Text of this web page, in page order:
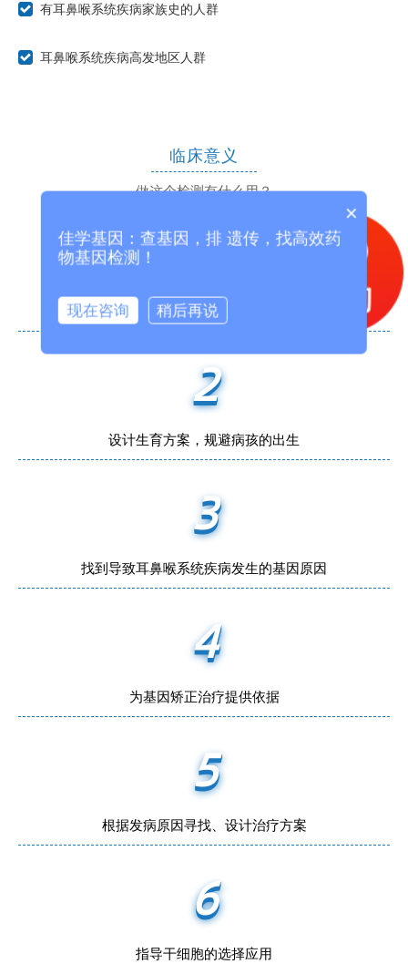
有耳鼻喉系统疾病家族史的人群
耳鼻喉系统疾病高发地区人群
临床意义
做这个检测有什么用？
1
明确耳鼻喉系统疾病是否为基因病
2
设计生育方案，规避病孩的出生
3
找到导致耳鼻喉系统疾病发生的基因原因
4
为基因矫正治疗提供依据
5
根据发病原因寻找、设计治疗方案
6
指导干细胞的选择应用
×
佳学基因：查基因，排 遗传，找高效药
物基因检测！
现在咨询 稍后再说